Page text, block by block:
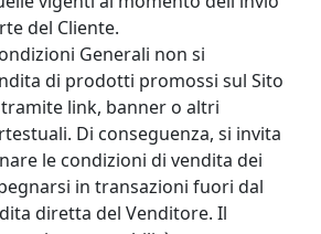
del Cliente.
Generali non si
di prodotti promossi sul Sito
link, banner o altri
Di conseguenza, si invita
le condizioni di vendita dei
in transazioni fuori dal
diretta del Venditore. Il